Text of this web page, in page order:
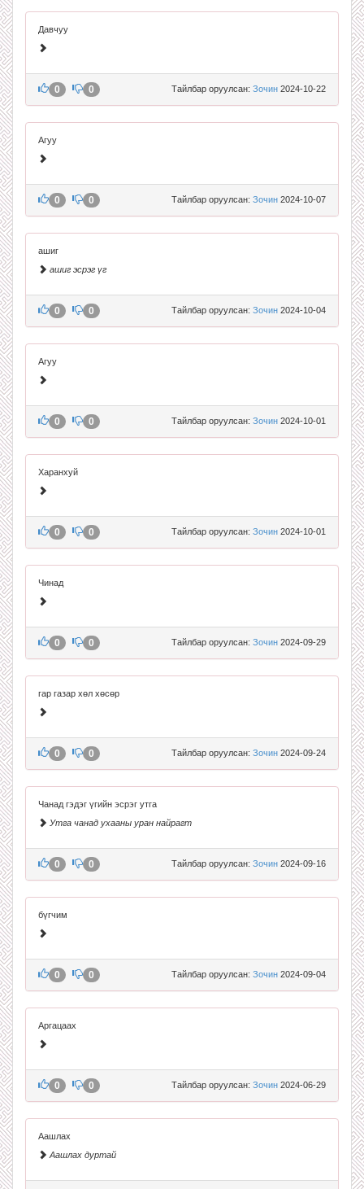
Давчуу
Тайлбар оруулсан: Зочин 2024-10-22
0 0
Агуу
Тайлбар оруулсан: Зочин 2024-10-07
0 0
ашиг
ашиг эсрэг үг
Тайлбар оруулсан: Зочин 2024-10-04
0 0
Агуу
Тайлбар оруулсан: Зочин 2024-10-01
0 0
Харанхуй
Тайлбар оруулсан: Зочин 2024-10-01
0 0
Чинад
Тайлбар оруулсан: Зочин 2024-09-29
0 0
гар газар хөл хөсөр
Тайлбар оруулсан: Зочин 2024-09-24
0 0
Чанад гэдэг үгийн эсрэг утга
Утга чанад ухааны уран найрагт
Тайлбар оруулсан: Зочин 2024-09-16
0 0
бүгчим
Тайлбар оруулсан: Зочин 2024-09-04
0 0
Аргацаах
Тайлбар оруулсан: Зочин 2024-06-29
0 0
Аашлах
Аашлах дуртай